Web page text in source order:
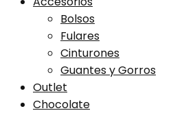
Bolsos
Fulares
Cinturones
Guantes y Gorros
Outlet
Chocolate